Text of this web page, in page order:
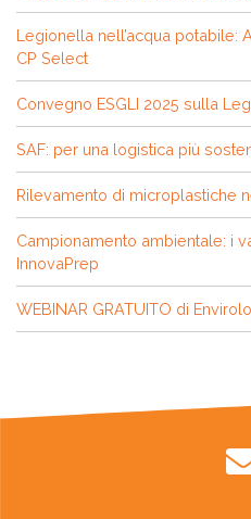
Legionella nell’acqua potabile:
CP Select
Convegno ESGLI 2025 sulla
SAF: per una logistica più
Rilevamento di microplastiche
Campionamento ambientale: i
InnovaPrep
WEBINAR GRATUITO di